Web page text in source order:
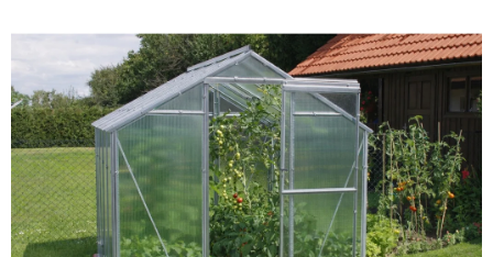
0,0
z
5
hviezdičiek.